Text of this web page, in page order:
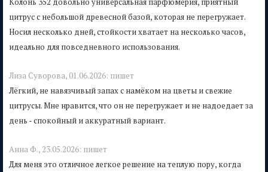
цитрус с небольшой древесной базой, которая не перегружает.
Носил несколько дней, стойкости хватает на несколько часов,
идеально для повседневного использования.
Лиза Суворова, 01.06.2026: пишет
Лёгкий, не навязчивый запах с намёком на цветы и свежие
цитрусы. Мне нравится, что он не перегружает и не надоедает за
день - спокойный и аккуратный вариант.
Анна Ф., 23.05.2026: пишет
Для меня это отличное легкое решение на теплую пору, когда